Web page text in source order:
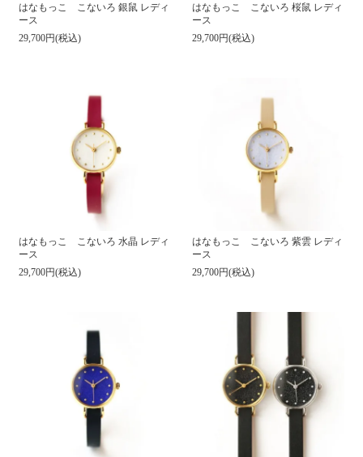
はなもっこ こないろ 銀鼠 レディ
ース
29,700円(税込)
はなもっこ こないろ 桜鼠 レディ
ース
29,700円(税込)
はなもっこ こないろ 水晶 レディ
ース
29,700円(税込)
はなもっこ こないろ 紫雲 レディ
ース
29,700円(税込)